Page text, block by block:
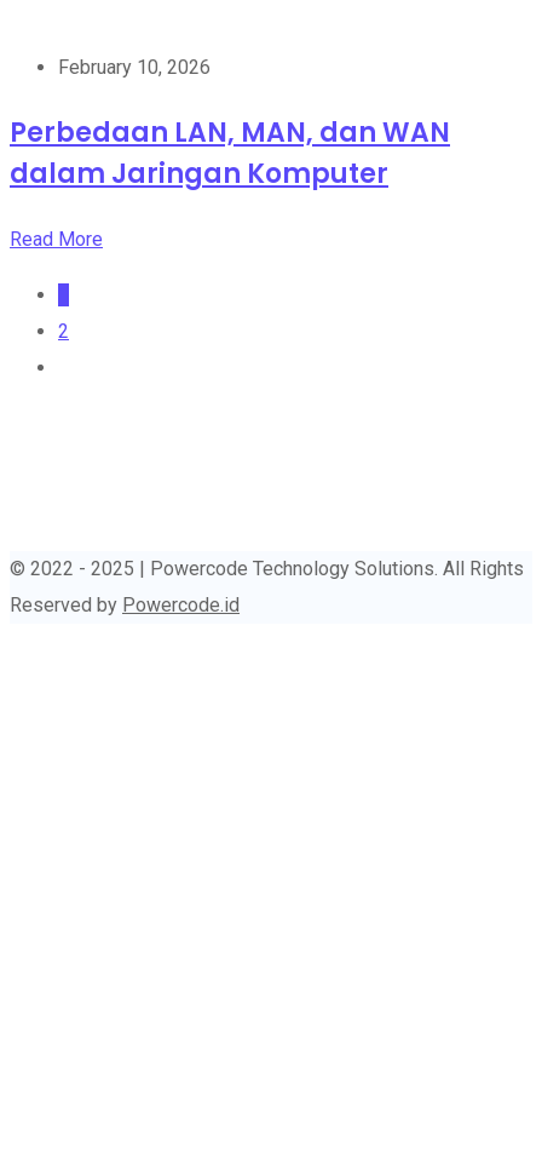
February 10, 2026
Perbedaan LAN, MAN, dan WAN
dalam Jaringan Komputer
Read More
2
© 2022 - 2025 | Powercode Technology Solutions. All Rights
Reserved by Powercode.id